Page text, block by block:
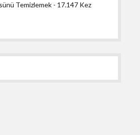
Temizlemek - 17.147 Kez